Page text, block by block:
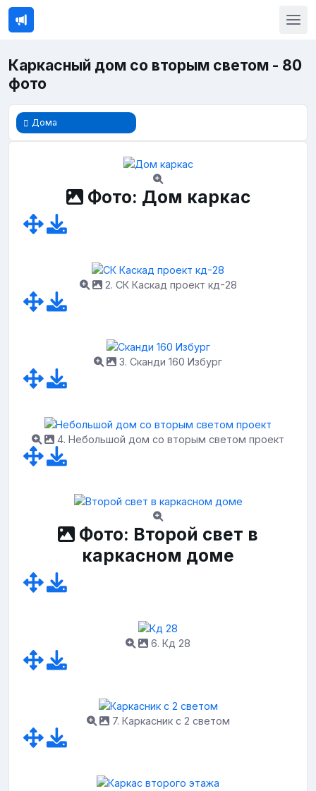
Каркасный дом со вторым светом - 80
фото
Дома
Фото: Дом каркас
2. СК Каскад проект кд-28
3. Сканди 160 Избург
4. Небольшой дом со вторым светом проект
Фото: Второй свет в
каркасном доме
6. Кд 28
7. Каркасник с 2 светом